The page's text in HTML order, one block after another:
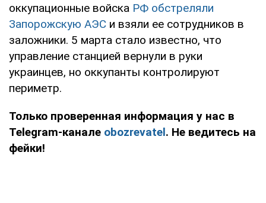
оккупационные войска РФ обстреляли
Запорожскую АЭС и взяли ее сотрудников в
заложники. 5 марта стало известно, что
управление станцией вернули в руки
украинцев, но оккупанты контролируют
периметр.
Только проверенная информация у нас в
Telegram-канале obozrevatel. Не ведитесь на
фейки!